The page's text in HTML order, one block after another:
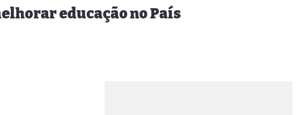
educação no País